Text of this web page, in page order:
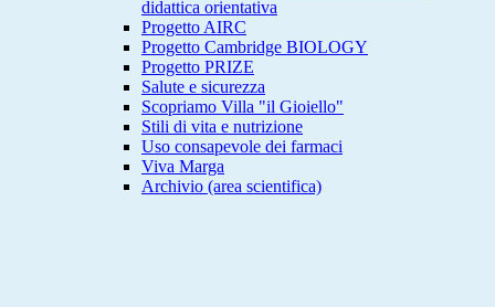
didattica orientativa
Progetto AIRC
Progetto Cambridge BIOLOGY
Progetto PRIZE
Salute e sicurezza
Scopriamo Villa "il Gioiello"
Stili di vita e nutrizione
Uso consapevole dei farmaci
Viva Marga
Archivio (area scientifica)